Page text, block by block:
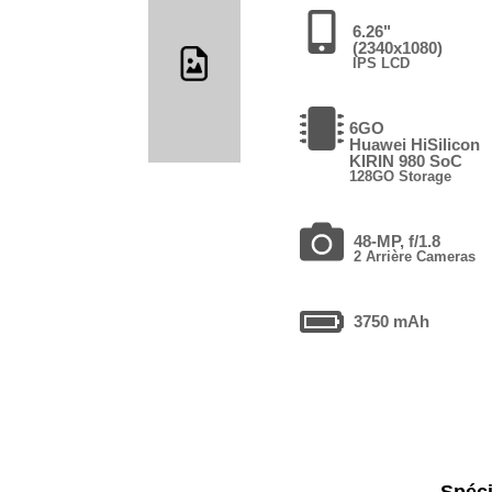
6.26"
(2340x1080)
IPS LCD
6GO
Huawei HiSilicon
KIRIN 980 SoC
128GO Storage
48-MP, f/1.8
2 Arrière Cameras
3750 mAh